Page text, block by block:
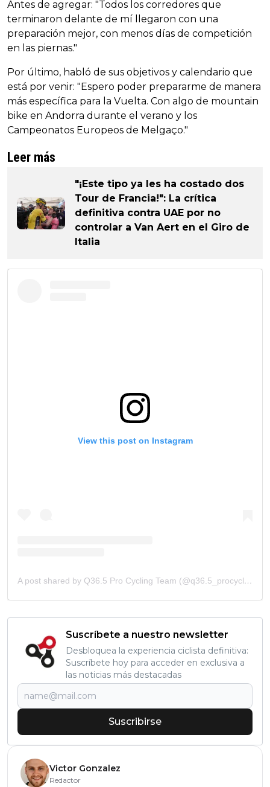
Antes de agregar: "Todos los corredores que
terminaron delante de mí llegaron con una
preparación mejor, con menos días de competición
en las piernas."
Por último, habló de sus objetivos y calendario que
está por venir: "Espero poder prepararme de manera
más específica para la Vuelta. Con algo de mountain
bike en Andorra durante el verano y los
Campeonatos Europeos de Melgaço."
Leer más
"¡Este tipo ya les ha costado dos
Tour de Francia!": La crítica
definitiva contra UAE por no
controlar a Van Aert en el Giro de
Italia
View this post on Instagram
A post shared by Q36.5 Pro Cycling Team (@q36.5_procycling)
Suscríbete a nuestro newsletter
Desbloquea la experiencia ciclista definitiva:
Suscríbete hoy para acceder en exclusiva a
las noticias más destacadas
Suscribirse
Victor Gonzalez
Redactor